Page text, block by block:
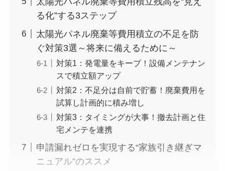
る化”する3ステップ
太陽光パネル廃棄等費用積立の不足を防
ぐ対策3選～将来に備えるために～
対策1：発電量をキープ！設備メンテナン
スで積立額アップ
対策2：不足分は自前で貯蓄！廃棄費用を
試算し計画的に積み増し
対策3：タイミングが大事！撤去計画と住
宅メンテを連携
申請漏れゼロを実現する“家族引き継ぎマ
ニュアル”のススメ